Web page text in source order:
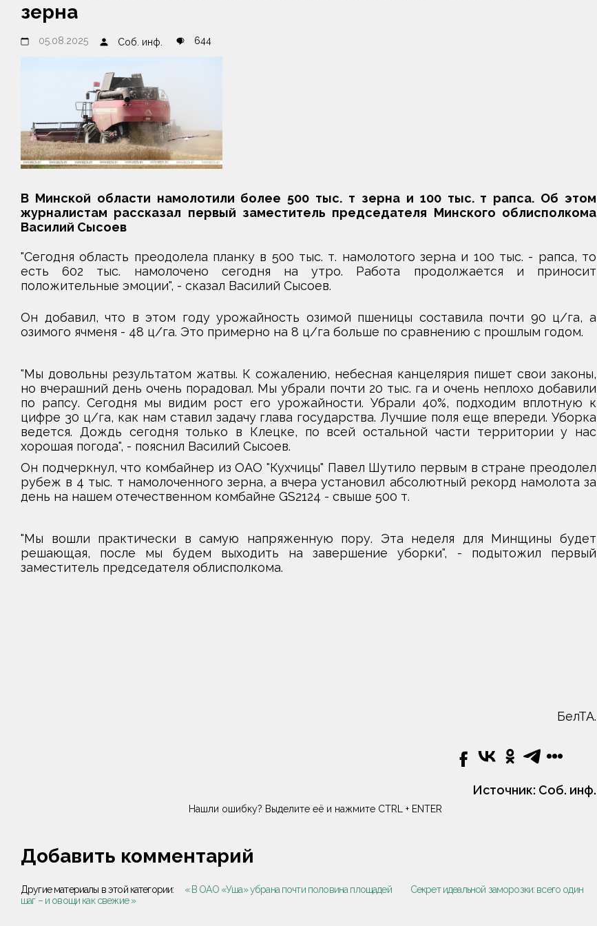
зерна
05.08.2025 Соб. инф. 644
В Минской области намолотили более 500 тыс. т зерна и 100 тыс. т рапса. Об этом
журналистам рассказал первый заместитель председателя Минского облисполкома
Василий Сысоев
"Сегодня область преодолела планку в 500 тыс. т. намолотого зерна и 100 тыс. - рапса, то
есть 602 тыс. намолочено сегодня на утро. Работа продолжается и приносит
положительные эмоции", - сказал Василий Сысоев.
Он добавил, что в этом году урожайность озимой пшеницы составила почти 90 ц/га, а
озимого ячменя - 48 ц/га. Это примерно на 8 ц/га больше по сравнению с прошлым годом.
"Мы довольны результатом жатвы. К сожалению, небесная канцелярия пишет свои законы,
но вчерашний день очень порадовал. Мы убрали почти 20 тыс. га и очень неплохо добавили
по рапсу. Сегодня мы видим рост его урожайности. Убрали 40%, подходим вплотную к
цифре 30 ц/га, как нам ставил задачу глава государства. Лучшие поля еще впереди. Уборка
ведется. Дождь сегодня только в Клецке, по всей остальной части территории у нас
хорошая погода", - пояснил Василий Сысоев.
Он подчеркнул, что комбайнер из ОАО "Кухчицы" Павел Шутило первым в стране преодолел
рубеж в 4 тыс. т намолоченного зерна, а вчера установил абсолютный рекорд намолота за
день на нашем отечественном комбайне GS2124 - свыше 500 т.
"Мы вошли практически в самую напряженную пору. Эта неделя для Минщины будет
решающая, после мы будем выходить на завершение уборки", - подытожил первый
заместитель председателя облисполкома.
БелТА.
Источник: Соб. инф.
Нашли ошибку? Выделите её и нажмите CTRL + ENTER
Добавить комментарий
Другие материалы в этой категории: « В ОАО «Уша» убрана почти половина площадей
Секрет идеальной заморозки: всего один
шаг – и овощи как свежие »